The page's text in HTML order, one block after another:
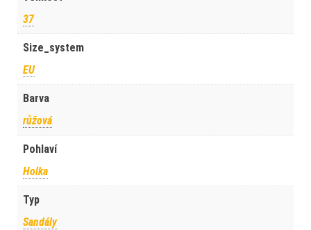
37
Size_system
EU
Barva
růžová
Pohlaví
Holka
Typ
Sandály